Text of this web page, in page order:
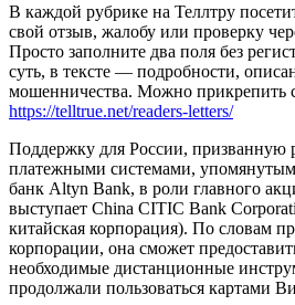
В каждой рубрике на Теллтру
свой отзыв, жалобу или проверку
Просто заполните два поля без
суть, в тексте — подробности,
мошенничества. Можно
https://telltrue.net/readers-letters/
Поддержку для России, призванную
платежными системами,
банк Altyn Bank, в роли главного
выступает Сhina CITIC Bank
китайская корпорация). По словам
корпорации, она сможет
необходимые дистанционные
продолжали пользоваться картами